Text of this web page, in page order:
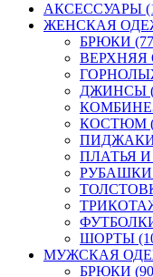
АКСЕССУАРЫ
ЖЕНСКАЯ
БРЮКИ
ВЕРХНЯЯ
ДЖИНСЫ
КОСТЮМ
ПЛАТЬЯ И
РУБАШКИ
ШОРТЫ
МУЖСКАЯ
БРЮКИ